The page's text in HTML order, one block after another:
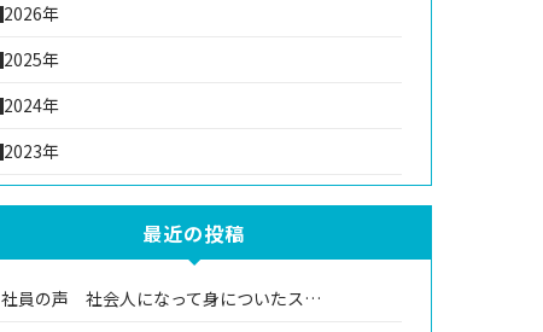
2026年
2025年
2024年
2023年
最近の投稿
社員の声 社会人になって身についたス…